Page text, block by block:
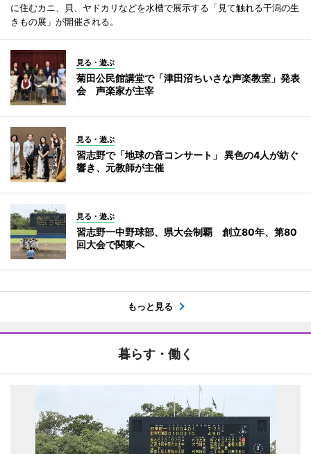
に住むカニ、貝、ヤドカリなどを水槽で展示する「見て触れる干潟の生
きもの展」が開催される。
見る・遊ぶ
菊田公民館講堂で「津田沼ちいさな声楽教室」発表
会 声楽家が主宰
見る・遊ぶ
習志野で「地球の音コンサート」 異色の4人が紡ぐ
響き、元教師が主催
見る・遊ぶ
習志野一中野球部、県大会制覇 創立80年、第80
回大会で関東へ
もっと見る
暮らす・働く